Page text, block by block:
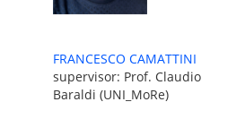
FRANCESCO CAMATTINI
supervisor: Prof. Claudio
Baraldi (UNI_MoRe)